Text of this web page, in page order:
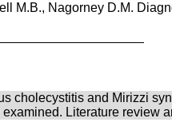
M.B., Nagorney D.M.
cholecystitis and Mirizzi
Literature review